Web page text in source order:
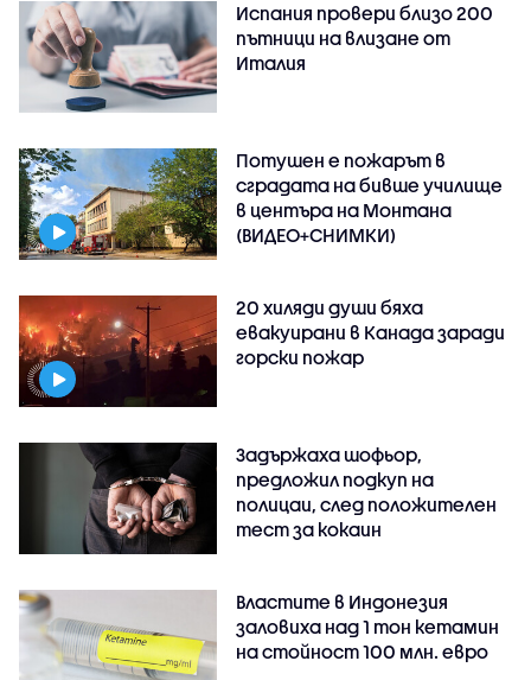
Испания провери близо 200
пътници на влизане от
Италия
Потушен е пожарът в
сградата на бивше училище
в центъра на Монтана
(ВИДЕО+СНИМКИ)
20 хиляди души бяха
евакуирани в Канада заради
горски пожар
Задържаха шофьор,
предложил подкуп на
полицаи, след положителен
тест за кокаин
Властите в Индонезия
заловиха над 1 тон кетамин
на стойност 100 млн. евро